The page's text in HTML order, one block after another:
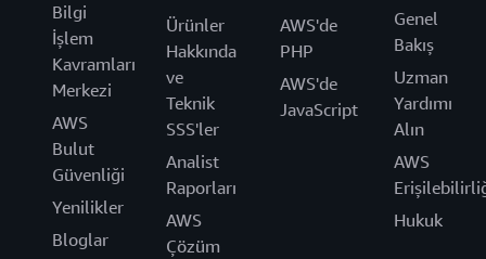
Bilgi
İşlem
Kavramları
Merkezi
AWS
Bulut
Güvenliği
Yenilikler
Bloglar
Ürünler
Hakkında
ve
Teknik
SSS'ler
Analist
Raporları
AWS
Çözüm
AWS'de
PHP
AWS'de
JavaScript
Genel
Bakış
Uzman
Yardımı
Alın
AWS
Hukuk